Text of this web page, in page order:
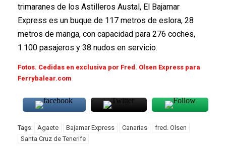
trimaranes de los Astilleros Austal, El Bajamar
Express es un buque de 117 metros de eslora, 28
metros de manga, con capacidad para 276 coches,
1.100 pasajeros y 38 nudos en servicio.
Fotos. Cedidas en exclusiva por Fred. Olsen Express para
Ferrybalear.com
Tags: Agaete Bajamar Express Canarias
fred. Olsen
Santa Cruz de Tenerife